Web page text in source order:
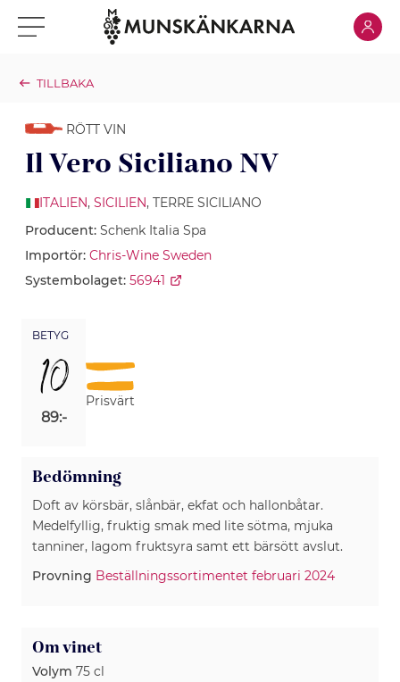
Klicka för meny Klicka
TILLBAKA
RÖTT VIN
Il Vero Siciliano NV
ITALIEN, SICILIEN, TERRE SICILIANO
Producent: Schenk Italia Spa
Importör: Chris-Wine Sweden
Systembolaget: 56941
BETYG
10
89:-
Prisvärt
Bedömning
Doft av körsbär, slånbär, ekfat och hallonbåtar.
Medelfyllig, fruktig smak med lite sötma, mjuka
tanniner, lagom fruktsyra samt ett bärsött avslut.
Provning Beställningssortimentet februari 2024
Om vinet
Volym 75 cl